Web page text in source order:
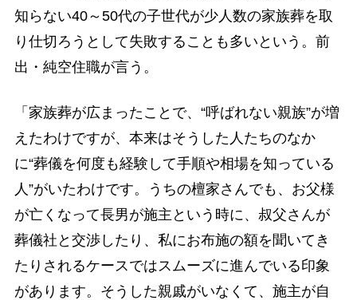
知らない40～50代の子世代が少人数の家族葬を取
り仕切ろうとして失敗することも多いという。前
出・純空住職が言う。
「家族葬が広まったことで、“呼ばれない親族”が増
えたわけですが、本来はそうした人たちのなか
に“葬儀を何度も経験して手順や相場を知っている
人”がいたわけです。うちの檀家さんでも、お父様
が亡くなって長男が施主という時に、叔父さんが
葬儀社と交渉したり、私にお布施の額を聞いてき
たりされるケースではスムーズに進んでいる印象
があります。そうした親戚がいなくて、施主が自